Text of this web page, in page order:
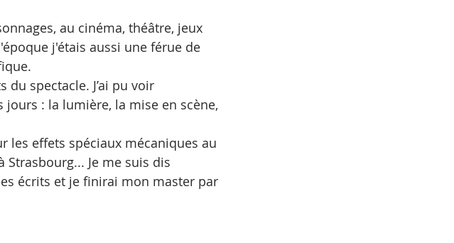
au cinéma, théâtre, jeux
j'étais aussi une férue de
du spectacle. J’ai pu voir
: la lumière, la mise en scène,
les effets spéciaux mécaniques au
Strasbourg... Je me suis dis
écrits et je finirai mon master par